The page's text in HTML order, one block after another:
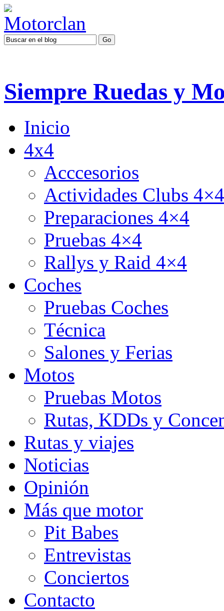
Siempre Ruedas y
Inicio
4x4
Acccesorios
Actividades Clubs 4×4
Preparaciones 4×4
Pruebas 4×4
Rallys y Raid 4×4
Coches
Pruebas Coches
Técnica
Salones y Ferias
Motos
Pruebas Motos
Rutas, KDDs y
Rutas y viajes
Noticias
Opinión
Más que motor
Pit Babes
Entrevistas
Conciertos
Contacto